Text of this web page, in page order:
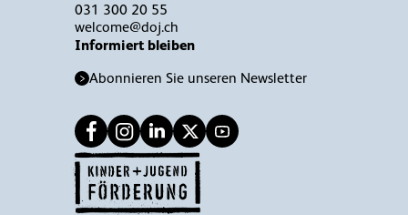
031 300 20 55
welcome@doj.ch
Informiert bleiben
Abonnieren Sie unseren Newsletter